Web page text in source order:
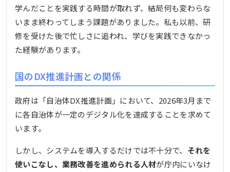
学んだことを実践する時間が取れず、結局何も変わらな
いまま終わってしまう課題がありました。私も以前、研
修を受けた後で忙しさに追われ、学びを実践できなかっ
た経験があります。
国のDX推進計画との関係
政府は「自治体DX推進計画」において、2026年3月まで
に各自治体が一定のデジタル化を達成することを求めて
います。
しかし、システムを導入するだけでは不十分で、 それを
使いこなし、業務改善を進められる人材が庁内にいなけ